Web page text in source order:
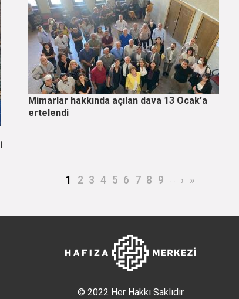
Mimarlar hakkında açılan dava 13 Ocak’a
ertelendi
Şu an kullanılan sayfa
1 Page
2 Page
3 Page
4 Page
5 Page
6 Page
7 Page
8 Page
9 … Sonraki sayfa
› Son sayfa
»
© 2022 Her Hakkı Saklıdır